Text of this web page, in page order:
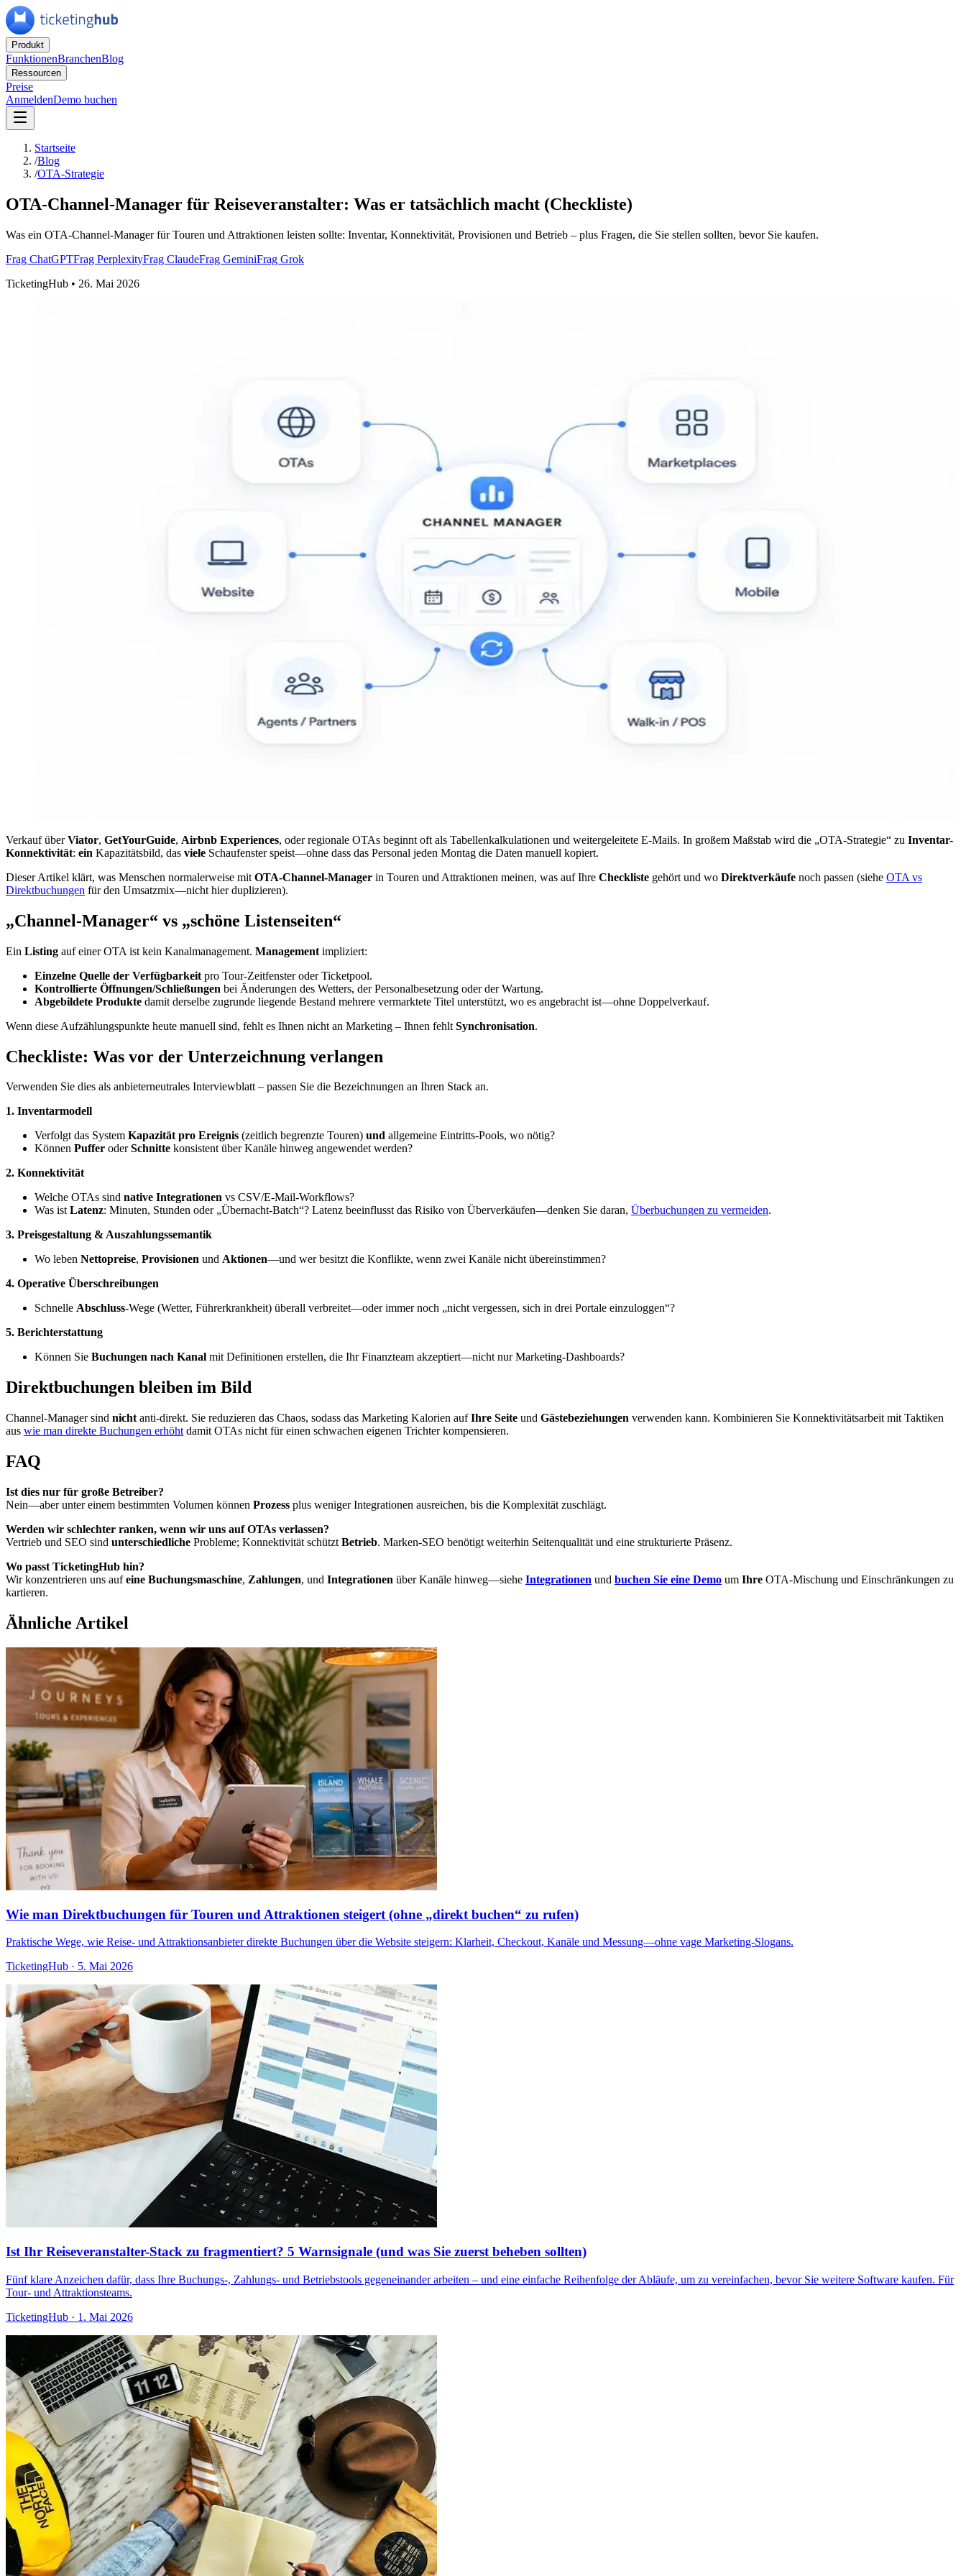
Produkt
FunktionenBranchenBlog
Ressourcen
Preise
AnmeldenDemo buchen
Startseite
/Blog
/OTA-Strategie
OTA-Channel-Manager für Reiseveranstalter: Was er tatsächlich macht (Checkliste)
Was ein OTA-Channel-Manager für Touren und Attraktionen leisten sollte: Inventar, Konnektivität, Provisionen und Betrieb – plus Fragen, die Sie stellen sollten, bevor Sie kaufen.
Frag ChatGPTFrag PerplexityFrag ClaudeFrag GeminiFrag Grok
TicketingHub • 26. Mai 2026
Verkauf überViator, GetYourGuide, Airbnb Experiences, oder regionale OTAs beginnt oft als Tabellenkalkulationen und weitergeleitete E-Mails. In großem Maßstab wird die „OTA-Strategie“ zu Inventar-
Konnektivität: ein Kapazitätsbild, das viele Schaufenster speist—ohne dass das Personal jeden Montag die Daten manuell kopiert.
Dieser Artikel klärt, was Menschen normalerweise mit OTA-Channel-Manager in Touren und Attraktionen meinen, was auf Ihre Checkliste gehört und wo Direktverkäufe noch passen (siehe OTA vs
Direktbuchungen für den Umsatzmix—nicht hier duplizieren).
„Channel-Manager“ vs „schöne Listenseiten“
Ein Listing auf einer OTA ist kein Kanalmanagement. Management impliziert:
Einzelne Quelle der Verfügbarkeit pro Tour-Zeitfenster oder Ticketpool.
Kontrollierte Öffnungen/Schließungen bei Änderungen des Wetters, der Personalbesetzung oder der Wartung.
Abgebildete Produkte damit derselbe zugrunde liegende Bestand mehrere vermarktete Titel unterstützt, wo es angebracht ist—ohne Doppelverkauf.
Wenn diese Aufzählungspunkte heute manuell sind, fehlt es Ihnen nicht an Marketing – Ihnen fehlt Synchronisation.
Checkliste: Was vor der Unterzeichnung verlangen
Verwenden Sie dies als anbieterneutrales Interviewblatt – passen Sie die Bezeichnungen an Ihren Stack an.
1. Inventarmodell
Verfolgt das System Kapazität pro Ereignis (zeitlich begrenzte Touren) und allgemeine Eintritts-Pools, wo nötig?
Können Puffer oderSchnitte konsistent über Kanäle hinweg angewendet werden?
2. Konnektivität
Welche OTAs sind native Integrationen vs CSV/E-Mail-Workflows?
Was istLatenz: Minuten, Stunden oder „Übernacht-Batch“? Latenz beeinflusst das Risiko von Überverkäufen—denken Sie daran, Überbuchungen zu vermeiden.
3. Preisgestaltung & Auszahlungssemantik
Wo leben Nettopreise, Provisionen und Aktionen—und wer besitzt die Konflikte, wenn zwei Kanäle nicht übereinstimmen?
4. Operative Überschreibungen
Schnelle Abschluss-Wege (Wetter, Führerkrankheit) überall verbreitet—oder immer noch „nicht vergessen, sich in drei Portale einzuloggen“?
5. Berichterstattung
Können Sie Buchungen nach Kanal mit Definitionen erstellen, die Ihr Finanzteam akzeptiert—nicht nur Marketing-Dashboards?
Direktbuchungen bleiben im Bild
Channel-Manager sind nicht anti-direkt. Sie reduzieren das Chaos, sodass das Marketing Kalorien aufIhre Seite und Gästebeziehungen verwenden kann. Kombinieren Sie Konnektivitätsarbeit mit Taktiken
aus wie man direkte Buchungen erhöht damit OTAs nicht für einen schwachen eigenen Trichter kompensieren.
FAQ
Ist dies nur für große Betreiber?
Nein—aber unter einem bestimmten Volumen können Prozess plus weniger Integrationen ausreichen, bis die Komplexität zuschlägt.
Werden wir schlechter ranken, wenn wir uns auf OTAs verlassen?
Vertrieb und SEO sind unterschiedliche Probleme; Konnektivität schützt Betrieb. Marken-SEO benötigt weiterhin Seitenqualität und eine strukturierte Präsenz.
Wo passt TicketingHub hin?
Wir konzentrieren uns aufeine Buchungsmaschine, Zahlungen, und Integrationen über Kanäle hinweg—siehe Integrationen und buchen Sie eine Demo um Ihre OTA-Mischung und Einschränkungen zu
kartieren.
Ähnliche Artikel
Wie man Direktbuchungen für Touren und Attraktionen steigert (ohne „direkt buchen“ zu rufen)
Praktische Wege, wie Reise- und Attraktionsanbieter direkte Buchungen über die Website steigern: Klarheit, Checkout, Kanäle und Messung—ohne vage Marketing-Slogans.
TicketingHub · 5. Mai 2026
Ist Ihr Reiseveranstalter-Stack zu fragmentiert? 5 Warnsignale (und was Sie zuerst beheben sollten)
Fünf klare Anzeichen dafür, dass Ihre Buchungs-, Zahlungs- und Betriebstools gegeneinander arbeiten – und eine einfache Reihenfolge der Abläufe, um zu vereinfachen, bevor Sie weitere Software kaufen. Für
Tour- und Attraktionsteams.
TicketingHub · 1. Mai 2026